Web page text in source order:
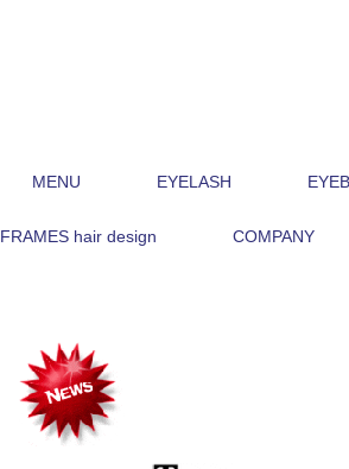
MENU EYELASH
FRAMES hair design COMPANY